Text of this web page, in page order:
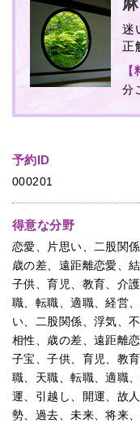
迷
正
【
分
予約ID
000201
得意な分野
恋愛、片思い、二股関
歳の差、遠距離恋愛、
子供、育児、教育、介
職、転職、適職、経営
い、二股関係、浮気、
相性、歳の差、遠距離
子宝、子供、育児、教
職、天職、転職、適職
運、引越し、開運、故
勢、過去、未来、将来